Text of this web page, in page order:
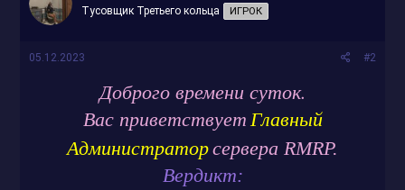
Тусовщик Третьего кольца ИГРОК
05.12.2023 #2
Доброго времени суток.
Вас приветствует Главный
Администраторсервера RMRP.
Вердикт: